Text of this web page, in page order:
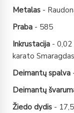
Metalas -
Praba - 585
Inkrustacija -
karato Smaragdas
Deimantų spalva
Deimantų
Žiedo dydis - 17,5